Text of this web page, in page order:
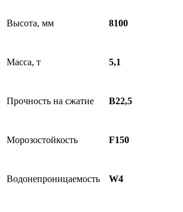
Высота, мм 8100
Масса, т 5,1
Прочность на сжатие В22,5
Морозостойкость F150
Водонепроницаемость W4